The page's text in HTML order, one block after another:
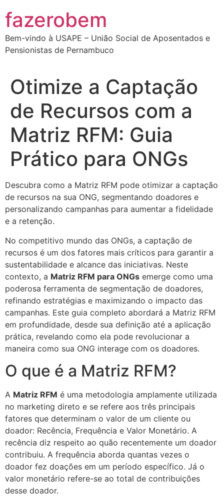
para
conteúdo
fazerobem
Bem-vindo à USAPE – União Social de Aposentados e
Pensionistas de Pernambuco
Otimize a Captação
de Recursos com a
Matriz RFM: Guia
Prático para ONGs
Descubra como a Matriz RFM pode otimizar a captação
de recursos na sua ONG, segmentando doadores e
personalizando campanhas para aumentar a fidelidade
e a retenção.
No competitivo mundo das ONGs, a captação de
recursos é um dos fatores mais críticos para garantir a
sustentabilidade e alcance das iniciativas. Neste
contexto, a Matriz RFM para ONGs emerge como uma
poderosa ferramenta de segmentação de doadores,
refinando estratégias e maximizando o impacto das
campanhas. Este guia completo abordará a Matriz RFM
em profundidade, desde sua definição até a aplicação
prática, revelando como ela pode revolucionar a
maneira como sua ONG interage com os doadores.
O que é a Matriz RFM?
A Matriz RFM é uma metodologia amplamente utilizada
no marketing direto e se refere aos três principais
fatores que determinam o valor de um cliente ou
doador: Recência, Frequência e Valor Monetário. A
recência diz respeito ao quão recentemente um doador
contribuiu. A frequência aborda quantas vezes o
doador fez doações em um período específico. Já o
valor monetário refere-se ao total de contribuições
desse doador.